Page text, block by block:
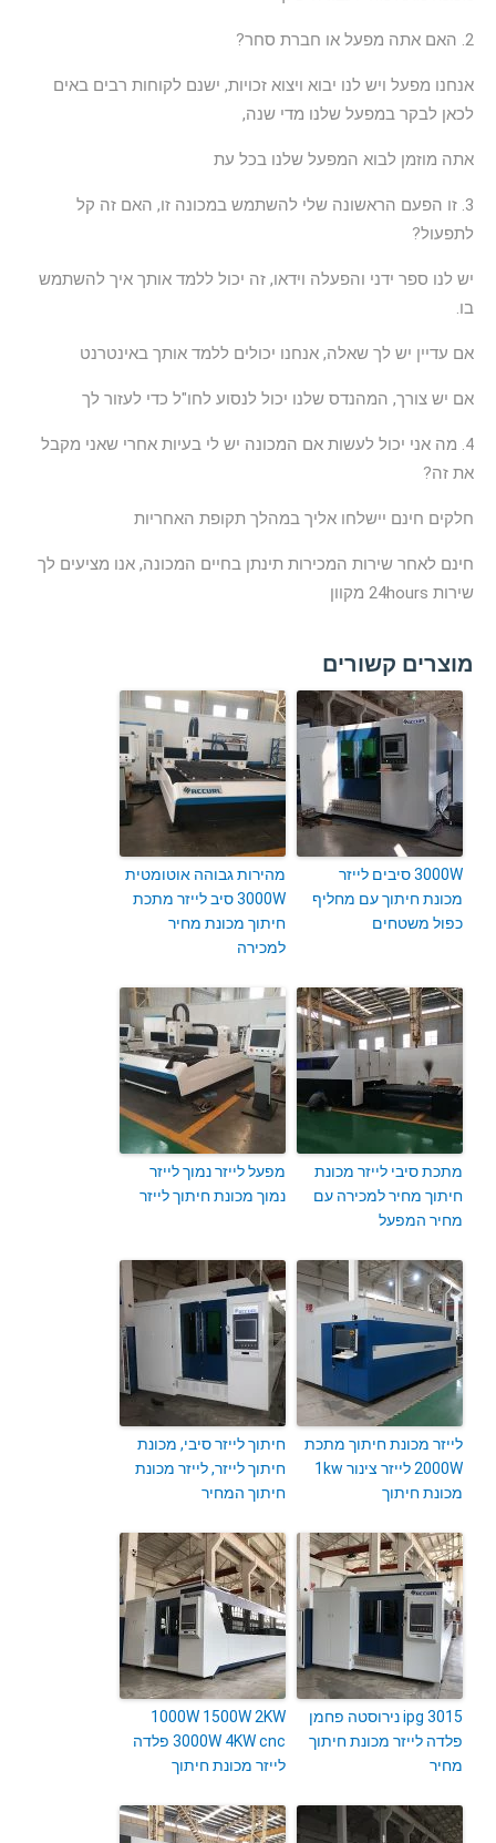
2. האם אתה מפעל או חברת סחר?
אנחנו מפעל ויש לנו יבוא ויצוא זכויות, ישנם לקוחות רבים באים
לכאן לבקר במפעל שלנו מדי שנה,
אתה מוזמן לבוא המפעל שלנו בכל עת
3. זו הפעם הראשונה שלי להשתמש במכונה זו, האם זה קל
לתפעול?
יש לנו ספר ידני והפעלה וידאו, זה יכול ללמד אותך איך להשתמש
בו.
אם עדיין יש לך שאלה, אנחנו יכולים ללמד אותך באינטרנט
אם יש צורך, המהנדס שלנו יכול לנסוע לחו"ל כדי לעזור לך
4. מה אני יכול לעשות אם המכונה יש לי בעיות אחרי שאני מקבל
את זה?
חלקים חינם יישלחו אליך במהלך תקופת האחריות
חינם לאחר שירות המכירות תינתן בחיים המכונה, אנו מציעים לך
שירות 24hours מקוון
מוצרים קשורים
3000W סיבים לייזר
מכונת חיתוך עם מחליף
כפול משטחים
מהירות גבוהה אוטומטית
3000W סיב לייזר מתכת
חיתוך מכונת מחיר
למכירה
מתכת סיבי לייזר מכונת
חיתוך מחיר למכירה עם
מחיר המפעל
מפעל לייזר נמוך לייזר
נמוך מכונת חיתוך לייזר
לייזר מכונת חיתוך מתכת
2000W לייזר צינור 1kw
מכונת חיתוך
חיתוך לייזר סיבי, מכונת
חיתוך לייזר, לייזר מכונת
חיתוך המחיר
3015 ipg נירוסטה פחמן
פלדה לייזר מכונת חיתוך
מחיר
1000W 1500W 2KW
3000W 4KW cnc פלדה
לייזר מכונת חיתוך